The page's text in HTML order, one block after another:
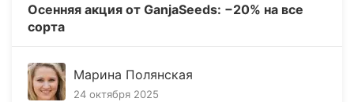
Осенняя акция от GanjaSeeds: −20% на все
сорта
Марина Полянская
24 октября 2025